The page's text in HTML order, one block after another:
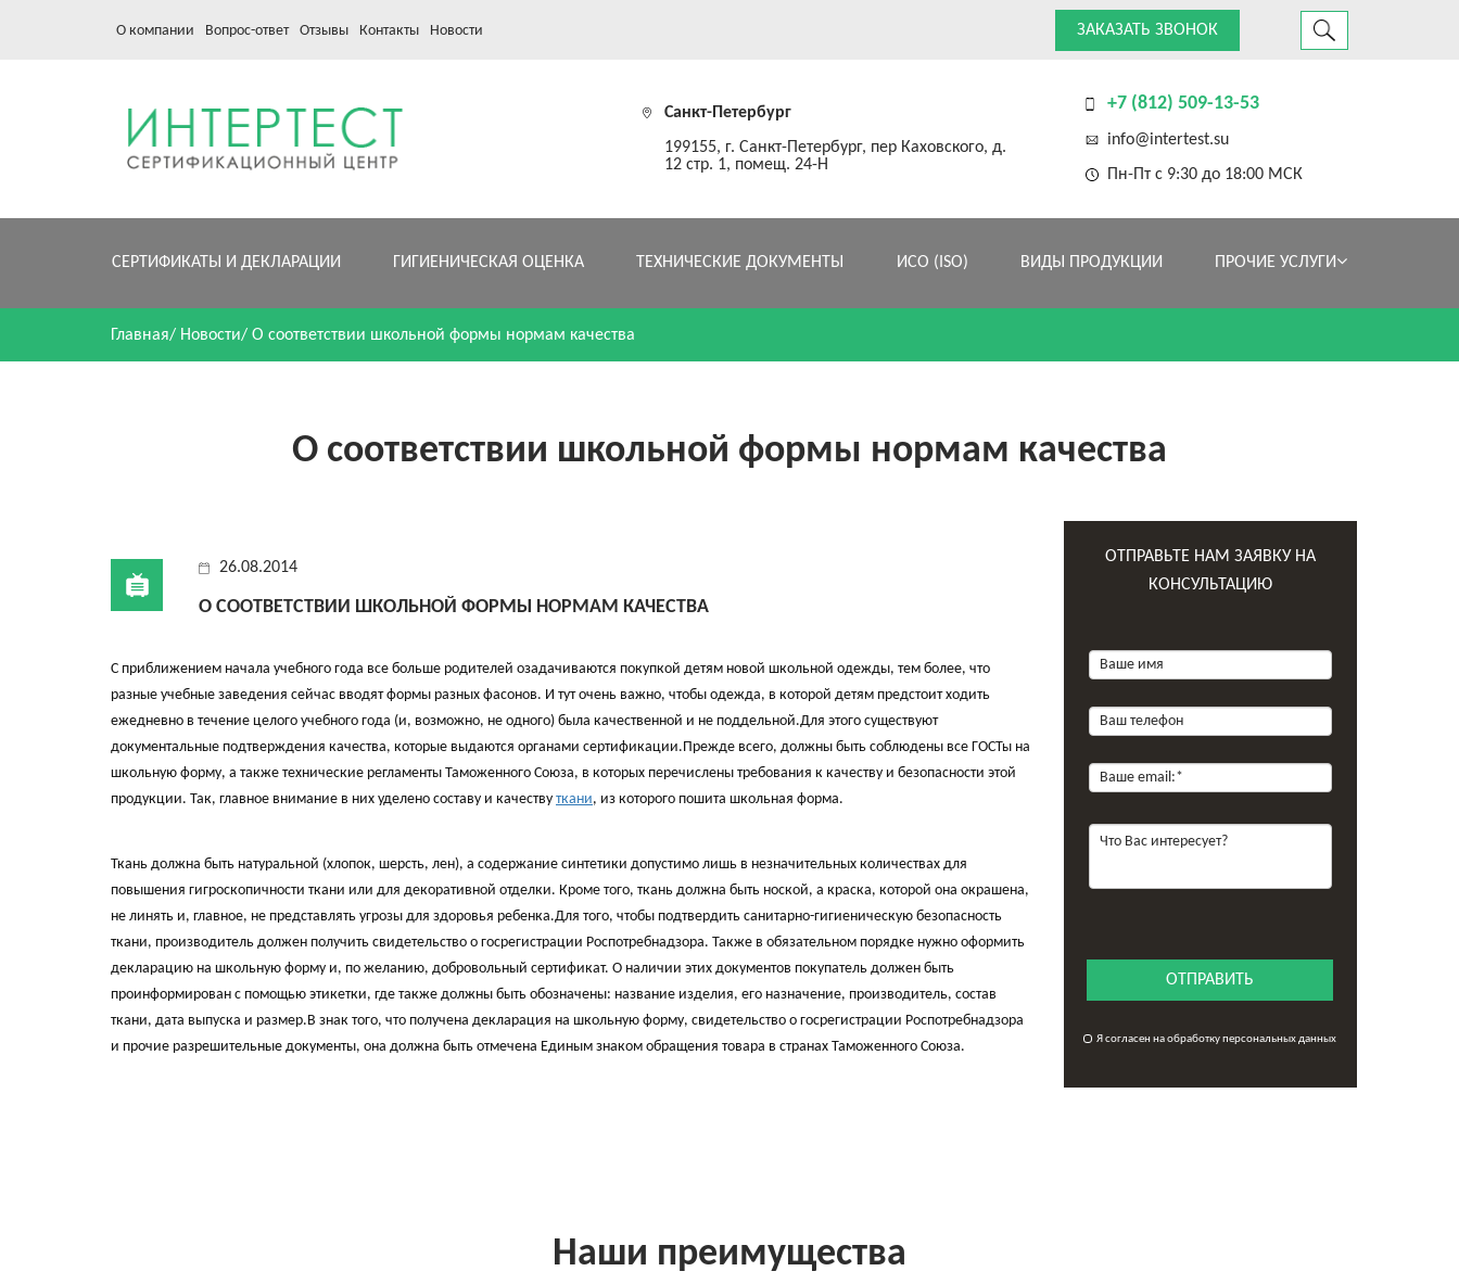
О компании Вопрос-ответ Отзывы Контакты Новости ЗАКАЗАТЬ ЗВОНОК
Санкт-Петербург
199155, г. Санкт-Петербург, пер Каховского, д.
12 стр. 1, помещ. 24-Н
+7 (812) 509-13-53
info@intertest.su
Пн-Пт с 9:30 до 18:00 МСК
СЕРТИФИКАТЫ И ДЕКЛАРАЦИИ ГИГИЕНИЧЕСКАЯ ОЦЕНКА ТЕХНИЧЕСКИЕ ДОКУМЕНТЫ ИСО (ISO) ВИДЫ ПРОДУКЦИИ ПРОЧИЕ УСЛУГИ
Главная/ Новости/ О соответствии школьной формы нормам качества
О соответствии школьной формы нормам качества
26.08.2014
О СООТВЕТСТВИИ ШКОЛЬНОЙ ФОРМЫ НОРМАМ КАЧЕСТВА
С приближением начала учебного года все больше родителей озадачиваются покупкой детям новой школьной одежды, тем более, что
разные учебные заведения сейчас вводят формы разных фасонов. И тут очень важно, чтобы одежда, в которой детям предстоит ходить
ежедневно в течение целого учебного года (и, возможно, не одного) была качественной и не поддельной.Для этого существуют
документальные подтверждения качества, которые выдаются органами сертификации.Прежде всего, должны быть соблюдены все ГОСТы на
школьную форму, а также технические регламенты Таможенного Союза, в которых перечислены требования к качеству и безопасности этой
продукции. Так, главное внимание в них уделено составу и качеству ткани, из которого пошита школьная форма.
Ткань должна быть натуральной (хлопок, шерсть, лен), а содержание синтетики допустимо лишь в незначительных количествах для
повышения гигроскопичности ткани или для декоративной отделки. Кроме того, ткань должна быть ноской, а краска, которой она окрашена,
не линять и, главное, не представлять угрозы для здоровья ребенка.Для того, чтобы подтвердить санитарно-гигиеническую безопасность
ткани, производитель должен получить свидетельство о госрегистрации Роспотребнадзора. Также в обязательном порядке нужно оформить
декларацию на школьную форму и, по желанию, добровольный сертификат. О наличии этих документов покупатель должен быть
проинформирован с помощью этикетки, где также должны быть обозначены: название изделия, его назначение, производитель, состав
ткани, дата выпуска и размер.В знак того, что получена декларация на школьную форму, свидетельство о госрегистрации Роспотребнадзора
и прочие разрешительные документы, она должна быть отмечена Единым знаком обращения товара в странах Таможенного Союза.
ОТПРАВЬТЕ НАМ ЗАЯВКУ НА
КОНСУЛЬТАЦИЮ
ОТПРАВИТЬ
Я согласен на обработку персональных данных
Наши преимущества